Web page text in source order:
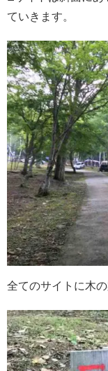
ていきます。
全てのサイトに木